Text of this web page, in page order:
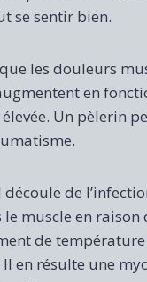
se sentir bien.
les douleurs
en
Un pèlerin
de
muscle en raison
de
en résulte une